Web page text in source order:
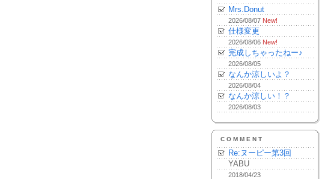
Mrs.Donut
2026/08/07 New!
仕様変更
2026/08/06 New!
完成しちゃったねー♪
2026/08/05
なんか涼しいよ？
2026/08/04
なんか涼しい！？
2026/08/03
COMMENT
Re:ヌーピー第3回
YABU
2018/04/23